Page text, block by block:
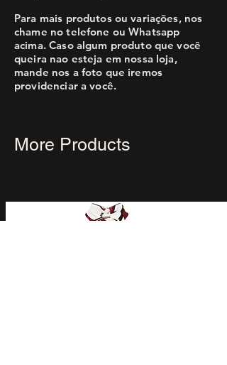
Para mais produtos ou variações, nos
chame no telefone ou Whatsapp
acima. Caso algum produto que você
queira nao esteja em nossa loja,
mande nos a foto que iremos
providenciar a você.
More Products